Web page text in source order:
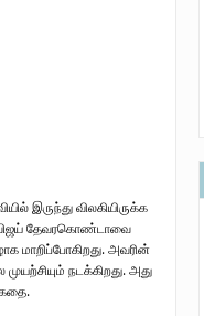
இருந்து விலகியிருக்க
விஜய் தேவரகொண்டாவை
மாறிப்போகிறது. அவரின்
நடக்கிறது. அது